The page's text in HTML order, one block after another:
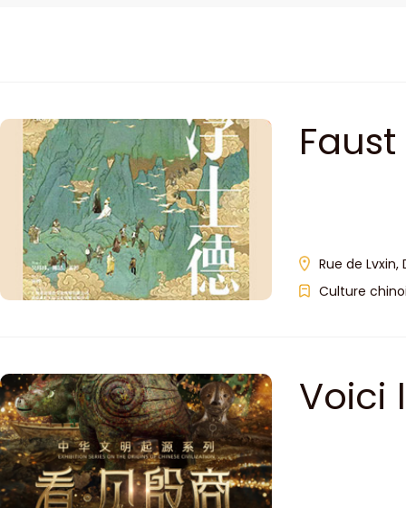
Faust
Rue de
Culture
Voici